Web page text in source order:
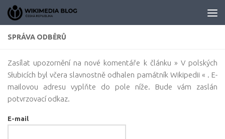
Skip to content
SPRÁVA ODBĚRŮ
Zasílat upozornění na nové komentáře k článku » V polských
Słubicích byl včera slavnostně odhalen památník Wikipedii « . E-
mailovou adresu vyplňte do pole níže. Bude vám zaslán
potvrzovací odkaz.
E-mail